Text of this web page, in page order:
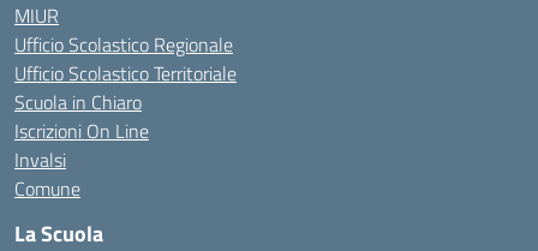
MIUR
Ufficio Scolastico Regionale
Ufficio Scolastico Territoriale
Scuola in Chiaro
Iscrizioni On Line
Invalsi
Comune
La Scuola